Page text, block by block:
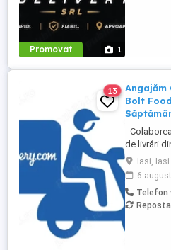
Promovat 1
13
Angajăm
Bolt
-
de livrări
rapid! -
transport
cu acces la
Iasi, Iasi
6 august
Telefon